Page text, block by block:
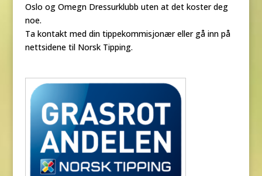
Oslo og Omegn Dressurklubb uten at det koster deg
noe.
Ta kontakt med din tippekommisjonær eller gå inn på
nettsidene til Norsk Tipping.